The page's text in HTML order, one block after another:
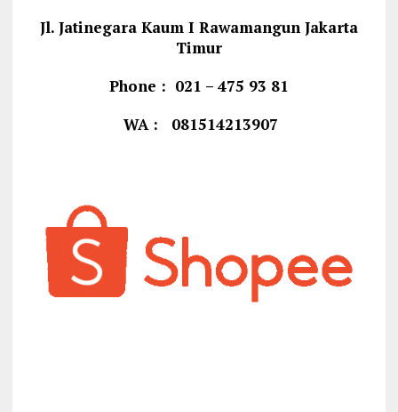
Jl. Jatinegara Kaum I Rawamangun Jakarta
Timur
Phone : 021 – 475 93 81
WA : 081514213907